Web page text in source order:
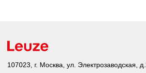
107023, г. Москва, ул. Электрозаводская,